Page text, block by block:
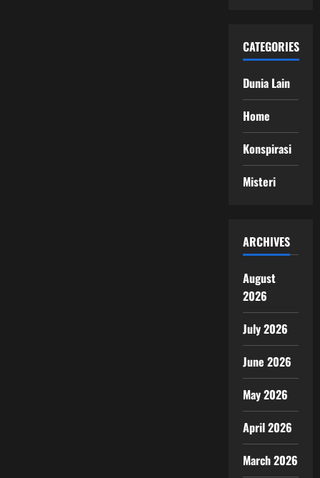
CATEGORIES
Dunia Lain
Home
Konspirasi
Misteri
ARCHIVES
August
2026
July 2026
June 2026
May 2026
April 2026
March 2026